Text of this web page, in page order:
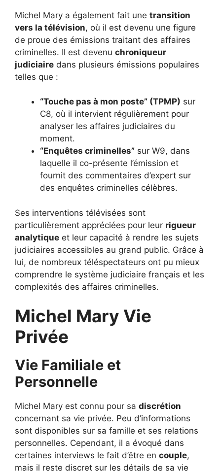
Michel Mary a également fait une transition
vers la télévision, où il est devenu une figure
de proue des émissions traitant des affaires
criminelles. Il est devenu chroniqueur
judiciaire dans plusieurs émissions populaires
telles que :
“Touche pas à mon poste” (TPMP) sur
C8, où il intervient régulièrement pour
analyser les affaires judiciaires du
moment.
“Enquêtes criminelles” sur W9, dans
laquelle il co-présente l’émission et
fournit des commentaires d’expert sur
des enquêtes criminelles célèbres.
Ses interventions télévisées sont
particulièrement appréciées pour leur rigueur
analytique et leur capacité à rendre les sujets
judiciaires accessibles au grand public. Grâce à
lui, de nombreux téléspectateurs ont pu mieux
comprendre le système judiciaire français et les
complexités des affaires criminelles.
Michel Mary Vie
Privée
Vie Familiale et
Personnelle
Michel Mary est connu pour sa discrétion
concernant sa vie privée. Peu d’informations
sont disponibles sur sa famille et ses relations
personnelles. Cependant, il a évoqué dans
certaines interviews le fait d’être en couple,
mais il reste discret sur les détails de sa vie